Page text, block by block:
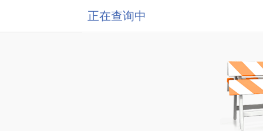
正在查询中